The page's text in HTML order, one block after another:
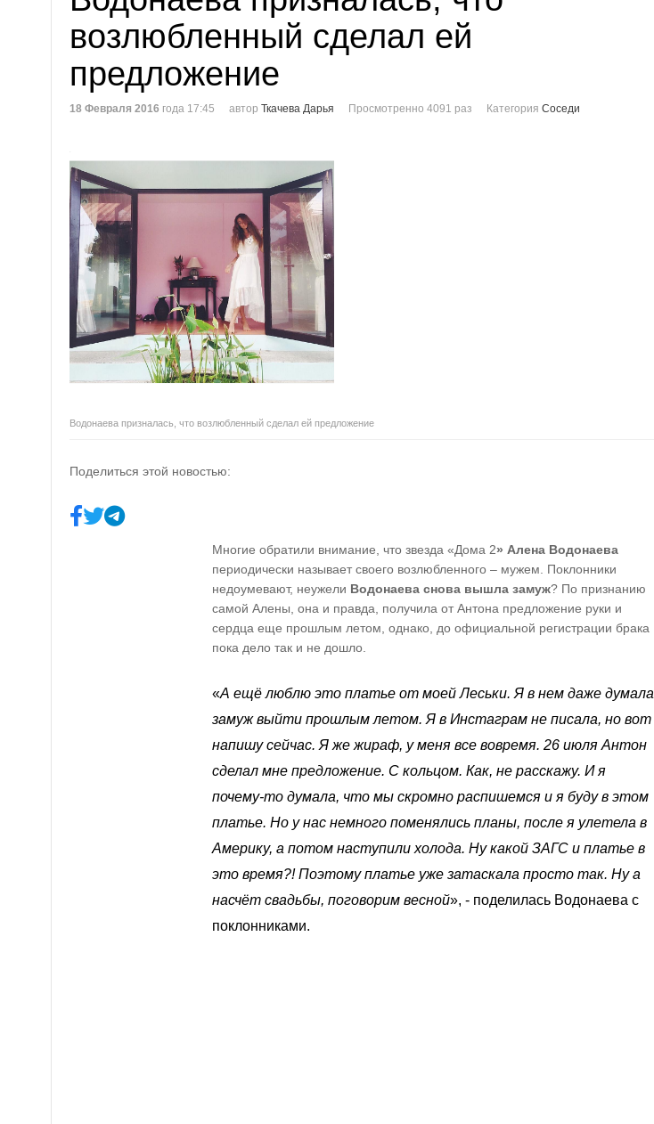
возлюбленный сделал ей
предложение
18 Февраля 2016 года 17:45 автор Ткачева Дарья Просмотренно 4091 раз Категория Соседи
Водонаева призналась, что возлюбленный сделал ей предложение
Поделиться этой новостью:
Многие обратили внимание, что звезда «Дома 2» Алена Водонаева
периодически называет своего возлюбленного – мужем. Поклонники
недоумевают, неужели Водонаева снова вышла замуж? По признанию
самой Алены, она и правда, получила от Антона предложение руки и
сердца еще прошлым летом, однако, до официальной регистрации брака
пока дело так и не дошло.
«А ещё люблю это платье от моей Леськи. Я в нем даже думала
замуж выйти прошлым летом. Я в Инстаграм не писала, но вот
напишу сейчас. Я же жираф, у меня все вовремя. 26 июля Антон
сделал мне предложение. С кольцом. Как, не расскажу. И я
почему-то думала, что мы скромно распишемся и я буду в этом
платье. Но у нас немного поменялись планы, после я улетела в
Америку, а потом наступили холода. Ну какой ЗАГС и платье в
это время?! Поэтому платье уже затаскала просто так. Ну а
насчёт свадьбы, поговорим весной», - поделилась Водонаева с
поклонниками.